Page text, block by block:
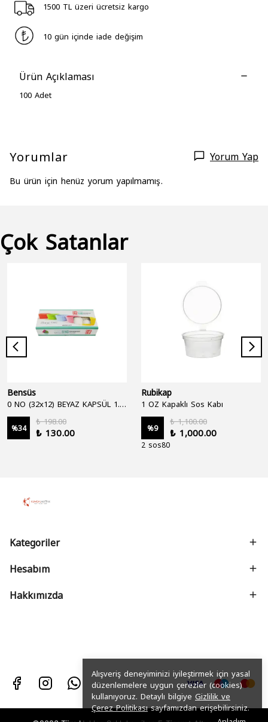
Alışveriş deneyiminizi iyileştirmek için yasal
düzenlemelere uygun çerezler (cookies)
kullanıyoruz. Detaylı bilgiye Gizlilik ve
Çerez Politikasısayfamızdan erişebilirsiniz.
1500 TL üzeri ücretsiz kargo
10 gün içinde iade değişim
Ürün Açıklaması
100 Adet
Yorumlar Yorum Yap
Bu ürün için henüz yorum yapılmamış.
Çok Satanlar
Bensüs
%34
₺ 198.00
₺ 130.00
Rubikap
1 OZ Kapaklı Sos Kabı
%9
₺ 1,100.00
₺ 1,000.00
2 sos80
Kategoriler
Hesabım
Hakkımızda